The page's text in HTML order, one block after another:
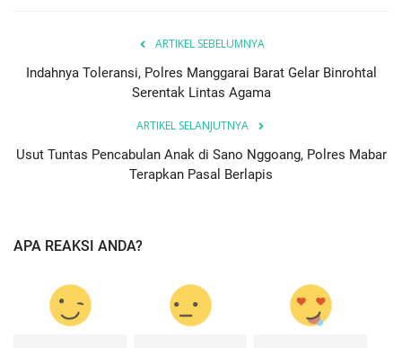
ARTIKEL SEBELUMNYA
Indahnya Toleransi, Polres Manggarai Barat Gelar Binrohtal
Serentak Lintas Agama
ARTIKEL SELANJUTNYA
Usut Tuntas Pencabulan Anak di Sano Nggoang, Polres Mabar
Terapkan Pasal Berlapis
APA REAKSI ANDA?